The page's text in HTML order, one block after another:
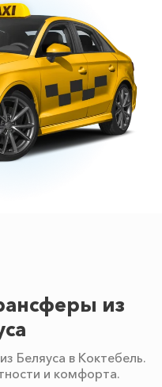
из
Беляуса в Коктебель.
и комфорта.